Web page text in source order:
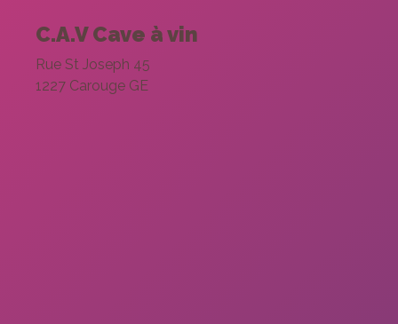
C.A.V Cave à vin
Rue St Joseph 45
1227 Carouge GE